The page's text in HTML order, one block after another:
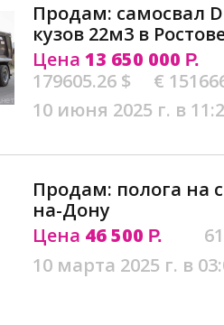
Продам: самосвал
кузов 22м3 в
Цена 13 650 000 Р.
179605.26 $
€
10 июня 2025 г. в
Продам: полога на
на-Дону
Цена 46 500 Р.
10 марта 2025 г. в